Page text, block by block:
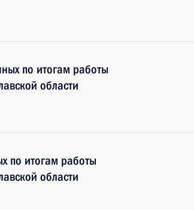
по итогам работы
области
по итогам работы
области